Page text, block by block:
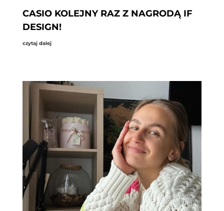
CASIO KOLEJNY RAZ Z NAGRODĄ IF
DESIGN!
czytaj dalej